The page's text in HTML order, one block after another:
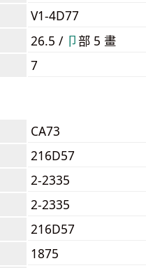
V1-4D77
26.5 / ⼙部 5 畫
7
CA73
216D57
2-2335
2-2335
216D57
1875